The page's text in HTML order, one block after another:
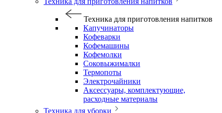
Техника для приготовления напитков
Капучинаторы
Кофеварки
Кофемашины
Кофемолки
Соковыжималки
Термопоты
Электрочайники
Аксессуары, комплектующие,
расходные материалы
Техника для уборки